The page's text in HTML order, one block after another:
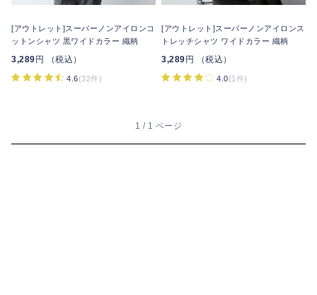
[アウトレット]スーパーノンアイロンコ
ットンシャツ 黒ワイドカラー 織柄
3,289円 （税込）
4.6(32件)
[アウトレット]スーパーノンアイロンス
トレッチシャツ ワイドカラー 織柄
3,289円 （税込）
4.0(1件)
1 / 1 ページ